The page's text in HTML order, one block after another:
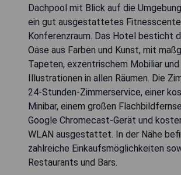
Dachpool mit Blick auf die
ein gut ausgestattetes
Konferenzraum. Das Hotel besticht
Oase aus Farben und Kunst, mit
Tapeten, exzentrischem Mobiliar und
Illustrationen in allen Räumen. Die
24-Stunden-Zimmerservice, einer
Minibar, einem großen
Google Chromecast-Gerät und
WLAN ausgestattet. In der Nähe
zahlreiche Einkaufsmöglichkeiten
Restaurants und Bars.